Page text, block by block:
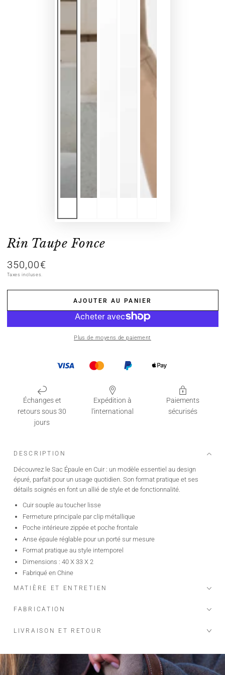
Rin Taupe Fonce
Prix
normal
350,00€
Taxes incluses.
AJOUTER AU PANIER
Plus de moyens de paiement
Échanges et
retours sous 30
jours
Expédition à
l'international
Paiements
sécurisés
DESCRIPTION
Découvrez le Sac Épaule en Cuir : un modèle essentiel au design
épuré, parfait pour un usage quotidien. Son format pratique et ses
détails soignés en font un allié de style et de fonctionnalité.
Cuir souple au toucher lisse
Fermeture principale par clip métallique
Poche intérieure zippée et poche frontale
Anse épaule réglable pour un porté sur mesure
Format pratique au style intemporel
Dimensions : 40 X 33 X 2
Fabriqué en Chine
MATIÈRE ET ENTRETIEN
FABRICATION
LIVRAISON ET RETOUR